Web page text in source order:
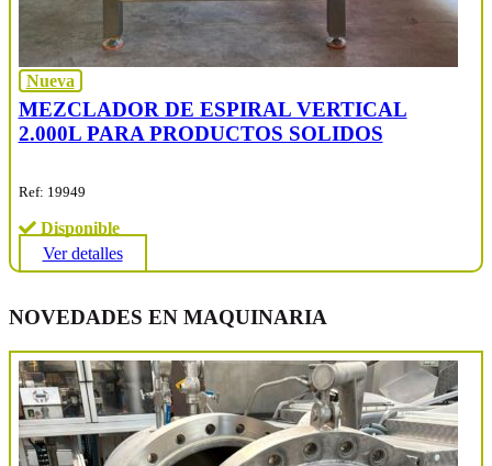
Nueva
MEZCLADOR DE ESPIRAL VERTICAL
2.000L PARA PRODUCTOS SOLIDOS
Ref: 19949
Disponible
Ver detalles
NOVEDADES EN MAQUINARIA